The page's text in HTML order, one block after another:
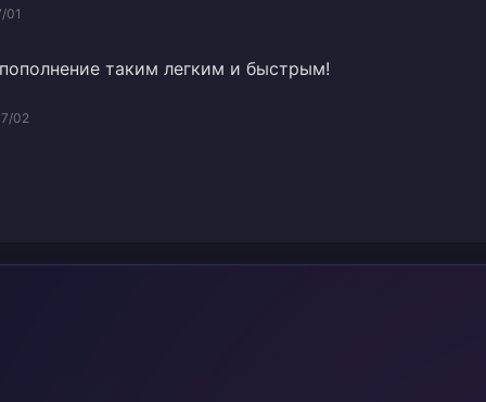
01
таким легким и быстрым!
02